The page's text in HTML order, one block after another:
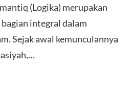
(Logika) merupakan
integral dalam
Sejak awal kemunculannya